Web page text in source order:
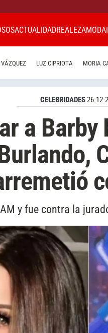
ACTUALIDADREALEZAMODA
LUZ CIPRIOTA MORIA
CELEBRIDADES26-12-
a Barby
y fue contra la